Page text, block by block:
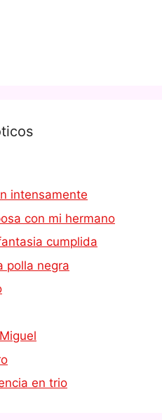
intensamente
con mi hermano
cumplida
polla negra
en trio